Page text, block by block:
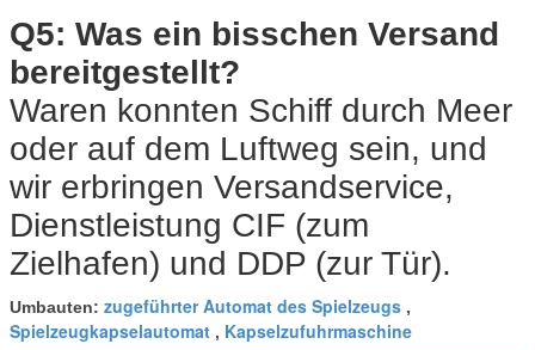
Q5: Was ein bisschen Versand
bereitgestellt?
Waren konnten Schiff durch Meer
oder auf dem Luftweg sein, und
wir erbringen Versandservice,
Dienstleistung CIF (zum
Zielhafen) und DDP (zur Tür).
Umbauten: zugeführter Automat des Spielzeugs ,
Spielzeugkapselautomat , Kapselzufuhrmaschine